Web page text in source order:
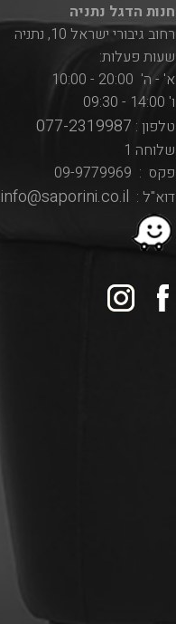
חנות הדגל נתניה
רחוב גיבורי ישראל 10, נתניה
שעות פעלות:
א' - ה' 20:00 - 10:00
ו' 14:00 - 09:30
טלפון : 077-2319987
שלוחה 1
פקס : 09-9779969
דוא"ל : info@saporini.co.il